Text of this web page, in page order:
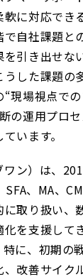
軟に対応でき
自社課題と
を引き出せな
うした課題の
現場視点で
の運用プロ
います。
ン）は、
、MA、
に取り扱い、
を支援して
に、初期の
改善サイク